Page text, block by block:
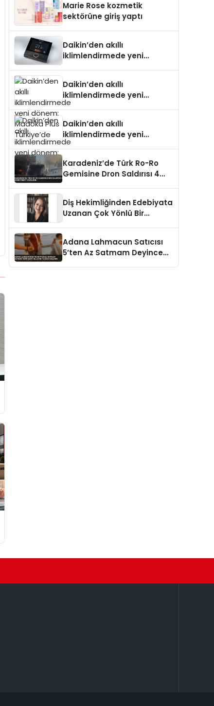
Aldı
Marie Rose kozmetik
sektörüne giriş yaptı
Daikin’den akıllı
iklimlendirmede yeni
Daikin’den akıllı
iklimlendirmede yeni
dönem: Madoka Plus
Daikin’den akıllı
iklimlendirmede yeni
dönem: Madoka Plus
Karadeniz’de Türk Ro-Ro
Gemisine Dron Saldırısı 4
Diş Hekimliğinden Edebiyata
Uzanan Çok Yönlü Bir
Adana Lahmacun Satıcısı
5’ten Az Satmam Deyince